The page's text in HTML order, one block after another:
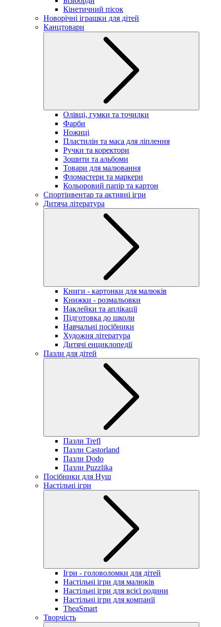
Кінетичний пісок
Новорічні іграшки для дітей
Канцтовари
Олівці, гумки та точилки
Фарби
Ножиці
Пластилін та маса для ліплення
Ручки та коректори
Зошити та альбоми
Товари для малювання
Фломастери та маркери
Кольоровий папір та картон
Спортінвентар та активні ігри
Дитяча література
Книги - картонки для малюків
Книжки - розмальовки
Наклейки та аплікації
Підготовка до школи
Навчальні посібники
Художня література
Дитячі енциклопедії
Пазли для дітей
Пазли Trefl
Пазли Castorland
Пазли Dodo
Пазли Puzzlika
Посібники для Нуш
Настільні ігри
Ігри - головоломки для дітей
Настільні ігри для малюків
Настільні ігри для всієї родини
Настільні ігри для компанії
TheaSmart
Творчість